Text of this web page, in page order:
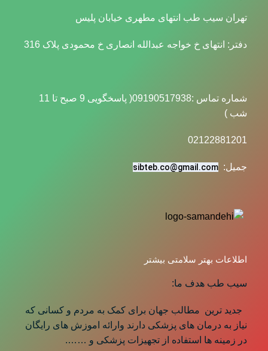
تهران سیب طب انتهای مطهری خیابان پلیس
دفتر: انتهای خ خواجه عبدالله انصاری خ محمودی پلاک 316
شماره تماس :09190517938( پاسخگویی 9 صبح تا 11
شب )
02122881201
جمیل:sibteb.co@gmail.com
اطلاعات بهتر سلامتی بیشتر
سیب طب هدف ما:
جدید ترین مطالب جهان برای کمک به مردم و کسانی که
نیاز به درمان های پزشکی دارند وارائه اموزش های رایگان
در زمینه ها استفاده از تجهیزات پزشکی و …….